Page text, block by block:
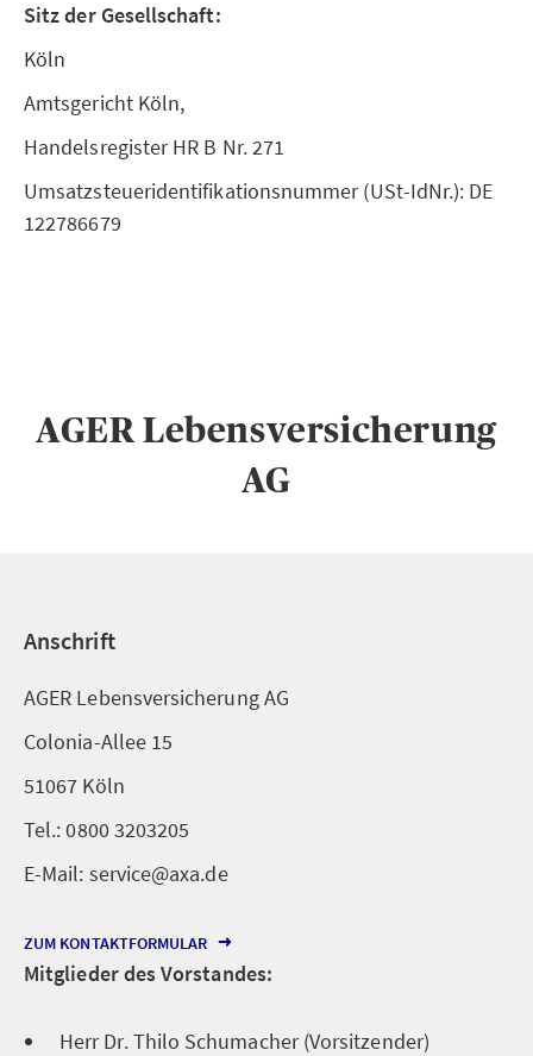
Sitz der Gesellschaft:
Köln
Amtsgericht Köln,
Handelsregister HR B Nr. 271
Umsatzsteueridentifikationsnummer (USt-IdNr.): DE
122786679
AGER Lebensversicherung
AG
Anschrift
AGER Lebensversicherung AG
Colonia-Allee 15
51067 Köln
Tel.: 0800 3203205
E-Mail: service@axa.de
ZUM KONTAKTFORMULAR
Mitglieder des Vorstandes:
Herr Dr. Thilo Schumacher (Vorsitzender)